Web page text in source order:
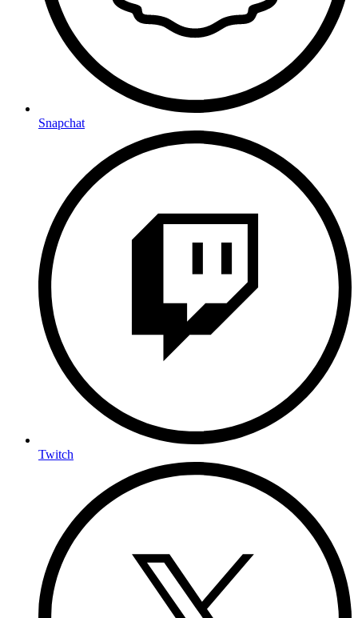
Snapchat
Twitch